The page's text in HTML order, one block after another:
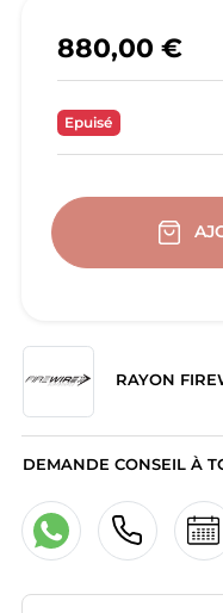
880,00 €
Epuisé
RAYON
DEMANDE CONSEIL À